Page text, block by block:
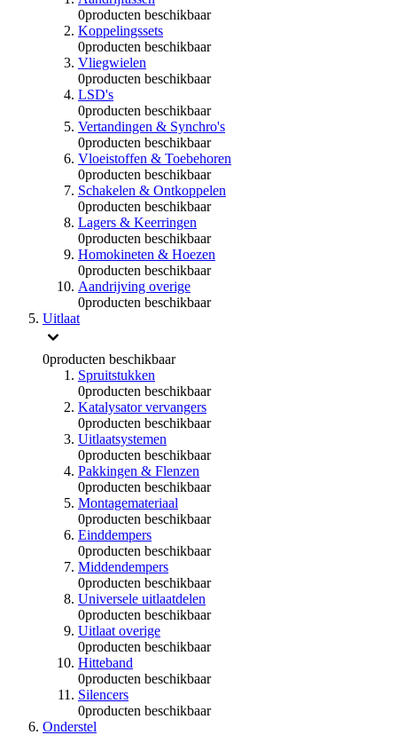
0producten beschikbaar
Koppelingssets
0producten beschikbaar
Vliegwielen
0producten beschikbaar
LSD's
0producten beschikbaar
Vertandingen & Synchro's
0producten beschikbaar
Vloeistoffen & Toebehoren
0producten beschikbaar
Schakelen & Ontkoppelen
0producten beschikbaar
Lagers & Keerringen
0producten beschikbaar
Homokineten & Hoezen
0producten beschikbaar
Aandrijving overige
0producten beschikbaar
Uitlaat
0producten beschikbaar
Spruitstukken
0producten beschikbaar
Katalysator vervangers
0producten beschikbaar
Uitlaatsystemen
0producten beschikbaar
Pakkingen & Flenzen
0producten beschikbaar
Montagemateriaal
0producten beschikbaar
Einddempers
0producten beschikbaar
Middendempers
0producten beschikbaar
Universele uitlaatdelen
0producten beschikbaar
Uitlaat overige
0producten beschikbaar
Hitteband
0producten beschikbaar
Silencers
0producten beschikbaar
Onderstel